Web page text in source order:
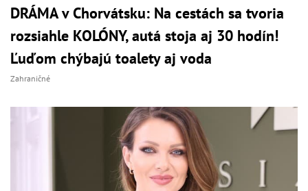
DRÁMA v Chorvátsku: Na cestách sa tvoria
rozsiahle KOLÓNY, autá stoja aj 30 hodín!
Ľuďom chýbajú toalety aj voda
Zahraničné